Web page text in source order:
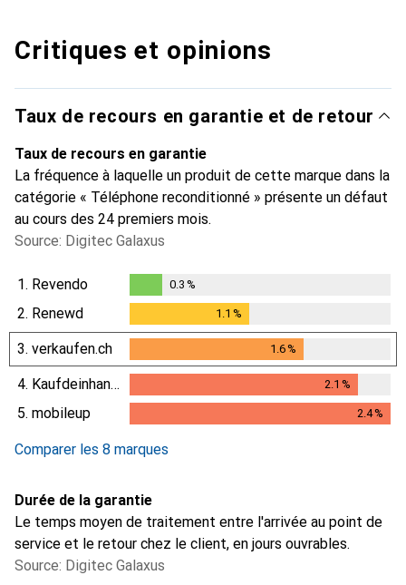
Critiques et opinions
Taux de recours en garantie et de retour
Taux de recours en garantie
La fréquence à laquelle un produit de cette marque dans la
catégorie « Téléphone reconditionné » présente un défaut
au cours des 24 premiers mois.
Source: Digitec Galaxus
1. Revendo
0.3%
0.3 %
2. Renewd 1.1 %
3. verkaufen.ch 1.6%
4. Kaufdeinhandy.ch 2.1 %
2.1%
5. mobileup 2.4%
Comparer les 8 marques
Durée de la garantie
Le temps moyen de traitement entre l'arrivée au point de
service et le retour chez le client, en jours ouvrables.
Source: Digitec Galaxus